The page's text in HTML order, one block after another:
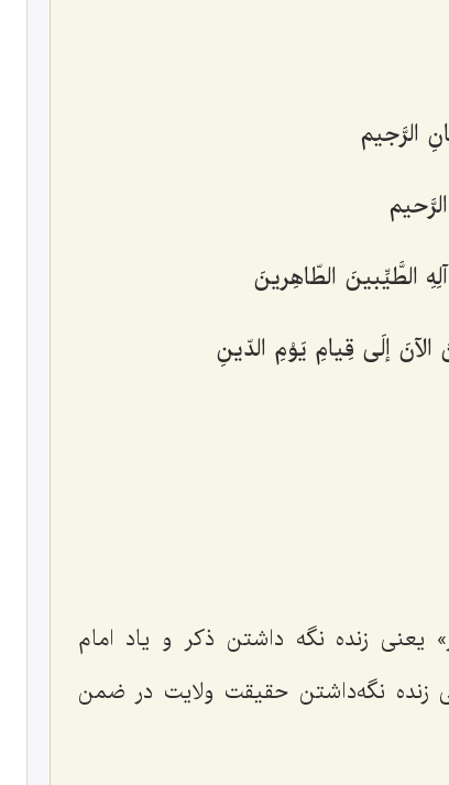
الرَّجیم‌
الطَّیِّبینَ الطّاهِرینَ‌
إلَی قِیامِ یَوْمِ الدّینِ‌
یعنی زنده نگه داشتن ذکر و یاد امام
زنده نگه‌داشتن حقیقت ولایت در ضمن